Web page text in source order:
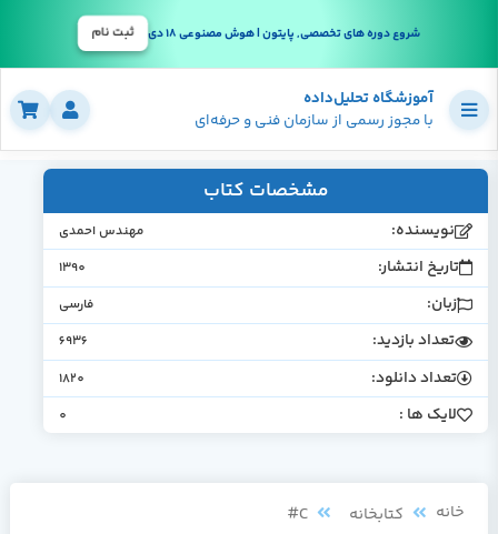
شروع دوره های تخصصی, پایتون | هوش مصنوعی 18 دی ثبت نام
آموزشگاه تحلیل‌داده
با مجوز رسمی از سازمان فنی و حرفه‌ای
مشخصات کتاب
نویسنده: مهندس احمدی
تاریخ انتشار: 1390
زبان: فارسی
تعداد بازدید: 6936
تعداد دانلود: 1820
لایک ها : 0
خانه کتابخانه
C#